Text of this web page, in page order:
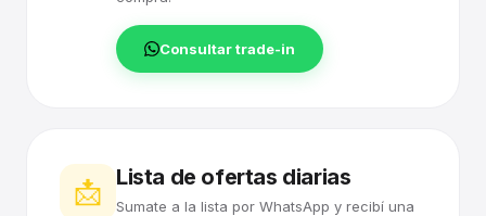
Consultar trade-in
📩 Lista de ofertas diarias
Sumate a la lista por WhatsApp y recibí una